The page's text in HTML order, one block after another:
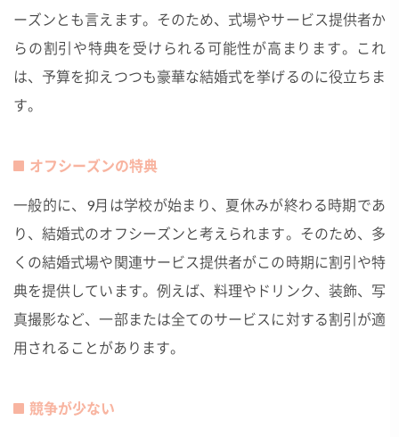
ーズンとも言えます。そのため、式場やサービス提供者か
らの割引や特典を受けられる可能性が高まります。これ
は、予算を抑えつつも豪華な結婚式を挙げるのに役立ちま
す。
オフシーズンの特典
一般的に、9月は学校が始まり、夏休みが終わる時期であ
り、結婚式のオフシーズンと考えられます。そのため、多
くの結婚式場や関連サービス提供者がこの時期に割引や特
典を提供しています。例えば、料理やドリンク、装飾、写
真撮影など、一部または全てのサービスに対する割引が適
用されることがあります。
競争が少ない